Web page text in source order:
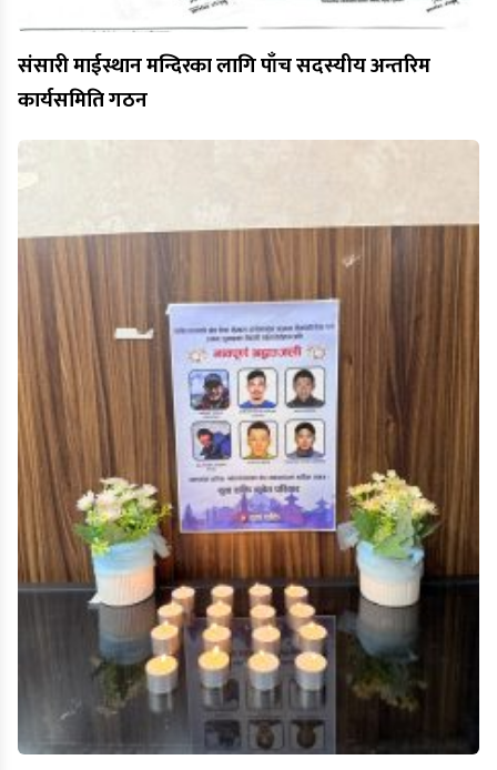
संसारी माईस्थान मन्दिरका लागि पाँच सदस्यीय अन्तरिम
कार्यसमिति गठन